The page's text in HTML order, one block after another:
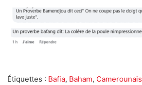
Étiquettes : Bafia, Baham, Camerounais